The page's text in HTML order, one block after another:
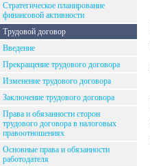
Стратегическое планирование
финансовой активности
Трудовой договор
Введение
Прекращение трудового договора
Изменение трудового договора
Заключение трудового договора
Права и обязанности сторон
трудового договора в налоговых
правоотношениях
Основные права и обязанности
работодателя